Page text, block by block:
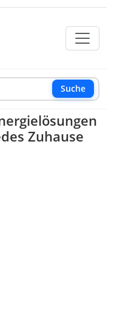
Suche
Zuhause